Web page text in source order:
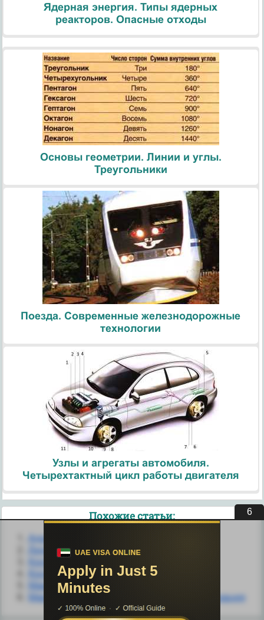
Ядерная энергия. Типы ядерных
реакторов. Опасные отходы
Основы геометрии. Линии и углы.
Треугольники
Поезда. Современные железнодорожные
технологии
Узлы и агрегаты автомобиля.
Четырехтактный цикл работы двигателя
Похожие статьи:
Адресация микрокоманд
Динамическая маршрутизация.
Косвенная адресация
Косвенная маршрутизация
Маршрутизация станции.
Маршрутизация. Статическая маршрутизация
5